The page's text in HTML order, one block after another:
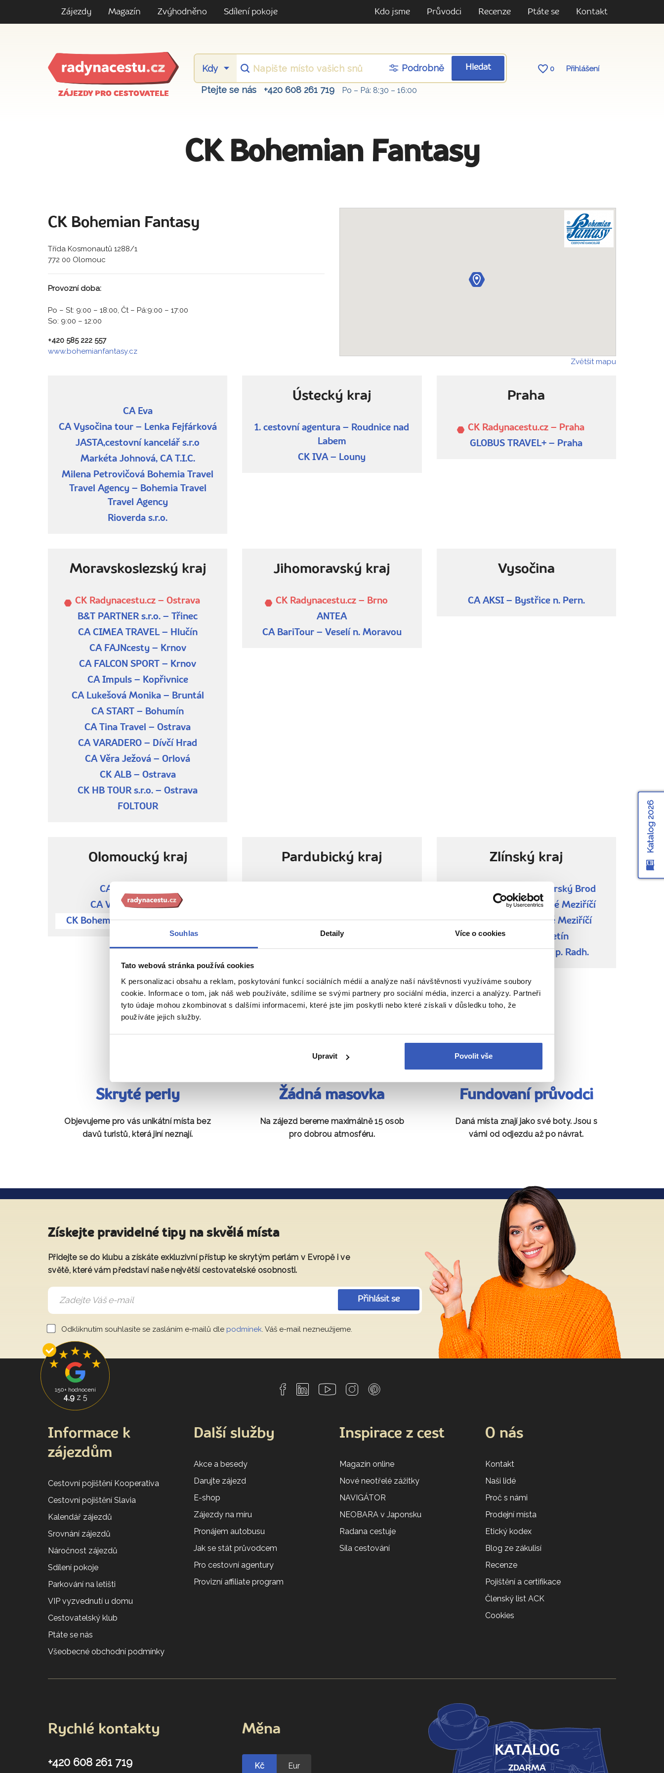
Souhlas Detaily Více o cookies
Tato webová stránka používá cookies
K personalizaci obsahu a reklam, poskytování funkcí sociálních médií a analýze naší návštěvnosti využíváme soubory
cookie. Informace o tom, jak náš web používáte, sdílíme se svými partnery pro sociální média, inzerci a analýzy. Partneři
tyto údaje mohou zkombinovat s dalšími informacemi, které jste jim poskytli nebo které získali v důsledku toho, že
používáte jejich služby.
Upravit Povolit vše
Zájezdy Magazín Zvýhodněno Sdílení pokoje Kdo jsme Průvodci Recenze Ptáte se Kontakt
ZÁJEZDY PRO CESTOVATELE
Podrobně Hledat 0 Přihlášení
Ptejte se nás +420 608 261 719 Po – Pá: 8:30 – 16:00
CK Bohemian Fantasy
CK Bohemian Fantasy
Třída Kosmonautů 1288/1
772 00 Olomouc
Provozní doba:
Po – St: 9:00 – 18:00, Čt – Pá:9:00 – 17:00
So: 9:00 – 12:00
+420 585 222 557
www.bohemianfantasy.cz
Zvětšit mapu
CA Eva
CA Vysočina tour – Lenka Fejfárková
JASTA,cestovní kancelář s.r.o
Markéta Johnová, CA T.I.C.
Milena Petrovičová Bohemia Travel
Travel Agency – Bohemia Travel
Travel Agency
Rioverda s.r.o.
Ústecký kraj
1. cestovní agentura – Roudnice nad
Labem
CK IVA – Louny
Praha
CK Radynacestu.cz – Praha
GLOBUS TRAVEL+ – Praha
Moravskoslezský kraj
CK Radynacestu.cz – Ostrava
B&T PARTNER s.r.o. – Třinec
CA CIMEA TRAVEL – Hlučín
CA FAJNcesty – Krnov
CA FALCON SPORT – Krnov
CA Impuls – Kopřivnice
CA Lukešová Monika – Bruntál
CA START – Bohumín
CA Tina Travel – Ostrava
CA VARADERO – Dívčí Hrad
CA Věra Ježová – Orlová
CK ALB – Ostrava
CK HB TOUR s.r.o. – Ostrava
FOLTOUR
Jihomoravský kraj
CK Radynacestu.cz – Brno
ANTEA
CA BariTour – Veselí n. Moravou
Vysočina
CA AKSI – Bystřice n. Pern.
Olomoucký kraj
CA CKM Olomouc
CA Via Tour – Hranice
CK Bohemian Fantasy – Olomouc
Pardubický kraj Zlínský kraj
CA Pencil Travel – Uherský Brod
CA Via tours – Valašské Meziříčí
CK Valaška – Valašské Meziříčí
CK Valaška – Vsetín
CK Valaška – Rožnov p. Radh.
Skryté perly
Objevujeme pro vás unikátní místa bez
davů turistů, která jiní neznají.
Žádná masovka
Na zájezd bereme maximálně 15 osob
pro dobrou atmosféru.
Fundovaní průvodci
Daná místa znají jako své boty. Jsou s
vámi od odjezdu až po návrat.
Získejte pravidelné tipy na skvělá místa
Přidejte se do klubu a získáte exkluzivní přístup ke skrytým perlám v Evropě i ve
světě, které vám představí naše největší cestovatelské osobnosti.
Přihlásit se
Odkliknutím souhlasíte se zasláním e-mailů dle podmínek . Váš e-mail nezneužijeme.
Katalog 2026
150+ hodnocení
4,9z 5
Informace k
zájezdům
Cestovní pojištění Kooperativa
Cestovní pojištění Slavia
Kalendář zájezdů
Srovnání zájezdů
Náročnost zájezdů
Sdílení pokoje
Parkování na letišti
VIP vyzvednutí u domu
Cestovatelský klub
Ptáte se nás
Všeobecné obchodní podmínky
Další služby
Akce a besedy
Darujte zájezd
E-shop
Zájezdy na míru
Pronájem autobusu
Jak se stát průvodcem
Pro cestovní agentury
Provizní affiliate program
Inspirace z cest
Magazín online
Nové neotřelé zážitky
NAVIGÁTOR
NEOBARA v Japonsku
Radana cestuje
Síla cestování
O nás
Kontakt
Naši lidé
Proč s námi
Prodejní místa
Etický kodex
Blog ze zákulisí
Recenze
Pojištění a certifikace
Členský list ACK
Cookies
Rychlé kontakty
+420 608 261 719
Měna
Kč Eur
KATALOG
ZDARMA